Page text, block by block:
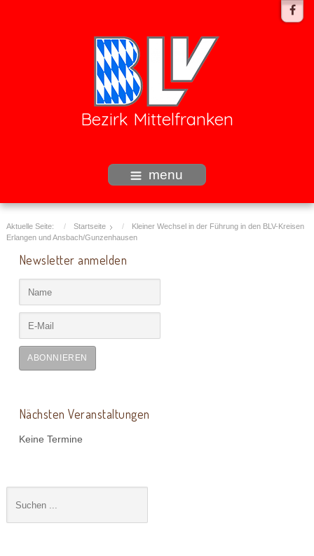
Bezirk Mittelfranken
menu
Aktuelle Seite: Startseite
Kleiner Wechsel in der Führung in den BLV-Kreisen
Erlangen und Ansbach/Gunzenhausen
Newsletter anmelden
ABONNIEREN
Nächsten Veranstaltungen
Keine Termine